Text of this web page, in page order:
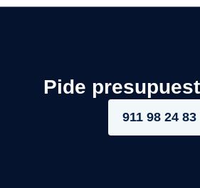
Pide
911 98 24 83